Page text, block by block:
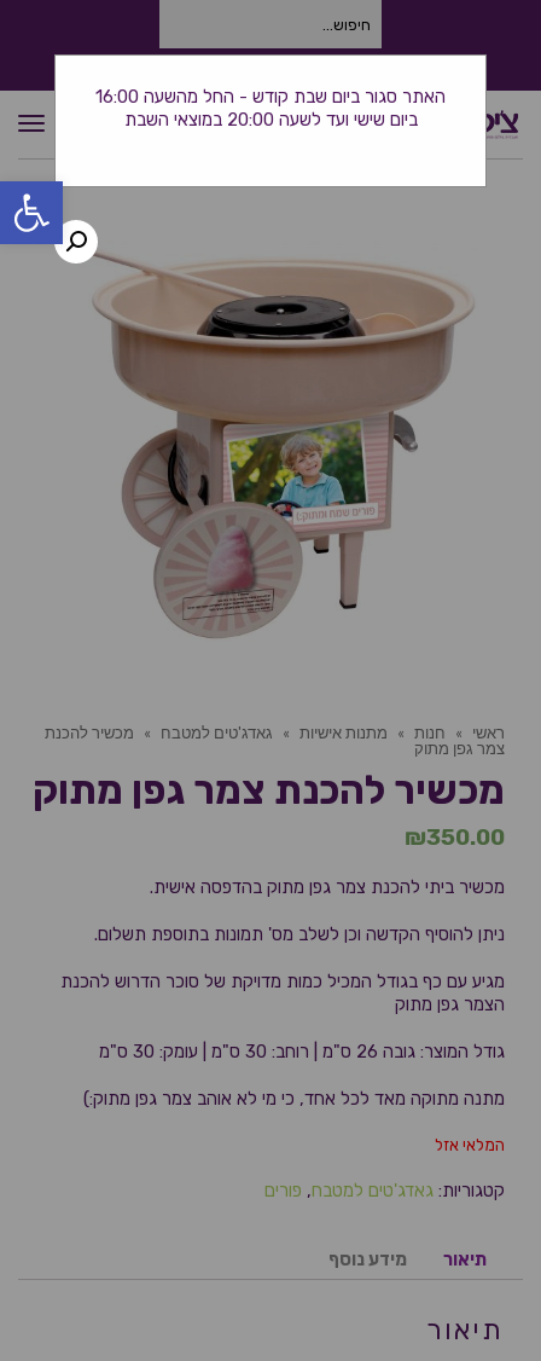
פתח
ראשי » חנות » מתנות אישיות » גאדג'טים למטבח »
מכשיר להכנת
צמר גפן מתוק
מכשיר להכנת צמר גפן מתוק
₪350.00
מכשיר ביתי להכנת צמר גפן מתוק בהדפסה אישית.
ניתן להוסיף הקדשה וכן לשלב מס' תמונות בתוספת תשלום.
מגיע עם כף בגודל המכיל כמות מדויקת של סוכר הדרוש להכנת
הצמר גפן מתוק
גודל המוצר: גובה 26 ס"מ | רוחב: 30 ס"מ | עומק: 30 ס"מ
מתנה מתוקה מאד לכל אחד, כי מי לא אוהב צמר גפן מתוק:)
המלאי אזל
קטגוריות: גאדג'טים למטבח, פורים
תיאור מידע נוסף
תיאור
האתר סגור ביום שבת קודש - החל מהשעה 16:00
ביום שישי ועד לשעה 20:00 במוצאי השבת